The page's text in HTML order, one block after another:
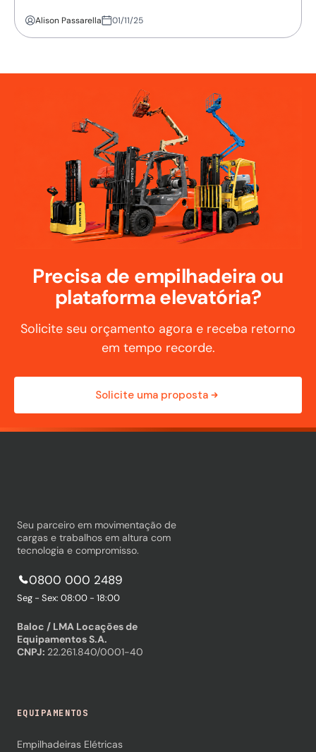
Alison Passarella 01/11/25
Precisa de empilhadeira ou
plataforma elevatória?
Solicite seu orçamento agora e receba retorno
em tempo recorde.
Solicite uma proposta
Seu parceiro em movimentação de
cargas e trabalhos em altura com
tecnologia e compromisso.
0800 000 2489
Seg - Sex: 08:00 - 18:00
Baloc / LMA Locações de
Equipamentos S.A.
CNPJ: 22.261.840/0001-40
EQUIPAMENTOS
Empilhadeiras Elétricas